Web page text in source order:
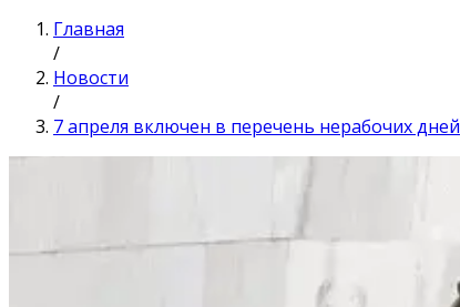
Главная
/
Новости
/
7 апреля включен в перечень нерабочих дней